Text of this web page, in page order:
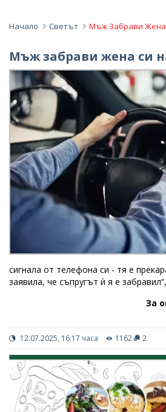
Начало Светът Мъж Забрави Жена
Мъж забрави жена си
сигнала от телефона си - тя е
заявила, че съпругът ѝ я е
За
12.07.2025, 16:17 часа 1162 2